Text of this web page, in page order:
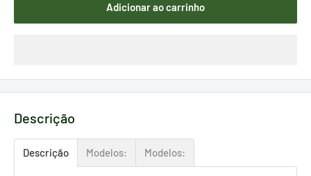
Adicionar ao carrinho
Descrição
Descrição Modelos: Modelos: